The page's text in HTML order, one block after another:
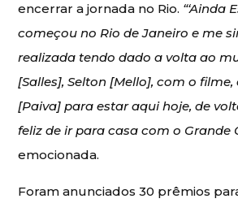
encerrar a jornada no Rio. “‘Ainda
começou no Rio de Janeiro e me
realizada tendo dado a volta ao
[Salles], Selton [Mello], com o
[Paiva] para estar aqui hoje, de
feliz de ir para casa com o Grande
emocionada.
Foram anunciados 30 prêmios